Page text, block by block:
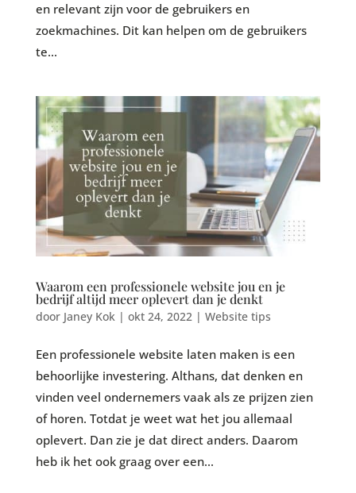
en relevant zijn voor de gebruikers en
zoekmachines. Dit kan helpen om de gebruikers
te...
Waarom een professionele website jou en je
bedrijf altijd meer oplevert dan je denkt
door Janey Kok| okt 24, 2022| Website tips
Een professionele website laten maken is een
behoorlijke investering. Althans, dat denken en
vinden veel ondernemers vaak als ze prijzen zien
of horen. Totdat je weet wat het jou allemaal
oplevert. Dan zie je dat direct anders. Daarom
heb ik het ook graag over een...